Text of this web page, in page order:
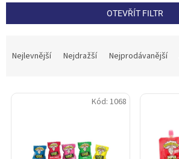
OTEVŘÍT FILTR
Nejlevnější Nejdražší Nejprodávanější
V
Kód: 1068